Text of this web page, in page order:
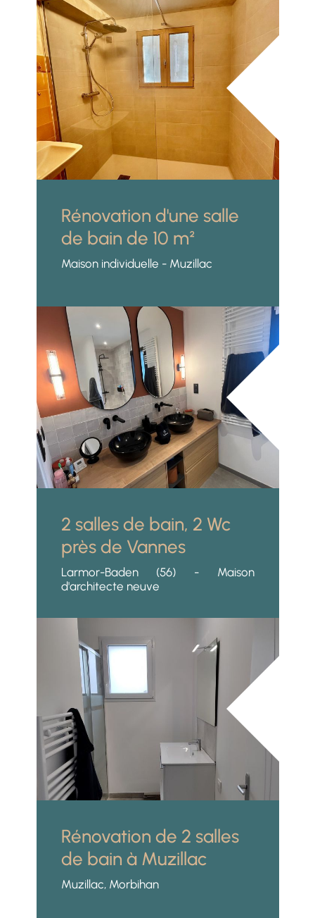
Rénovation d'une salle
de bain de 10 m²
Maison individuelle - Muzillac
2 salles de bain, 2 Wc
près de Vannes
Larmor-Baden (56) - Maison
d'architecte neuve
Rénovation de 2 salles
de bain à Muzillac
Muzillac, Morbihan